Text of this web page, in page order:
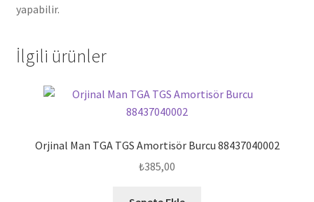
yapabilir.
İlgili ürünler
Orjinal Man TGA TGS Amortisör Burcu 88437040002
₺385,00